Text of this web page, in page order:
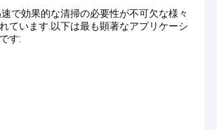
ターの洗剤
剤
で効果的な清掃の必要性が不可欠な様々
ています.以下は最も顕著なアプリケーシ
す:
レーニング、専門的なサポート、アフターサ
客との長期にわたるWin-Winの協力関係の構
成します。 当社のエンジニアリングチーム